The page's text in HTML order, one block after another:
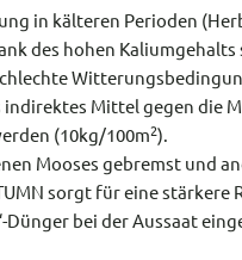
in kälteren Perioden
des hohen
Mittel gegen die
(10kg/100m2).
Mooses gebremst und
sorgt für eine stärkere
Dünger bei der Aussaat